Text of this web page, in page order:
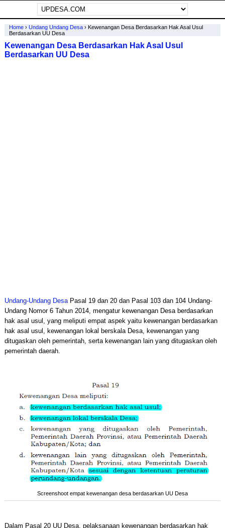
Home› Undang Undang Desa› Kewenangan Desa Berdasarkan Hak Asal Usul
Berdasarkan UU Desa
Kewenangan Desa Berdasarkan Hak Asal Usul
Berdasarkan UU Desa
Undang-Undang DesaPasal 19 dan 20 dan Pasal 103 dan 104 Undang-
Undang Nomor 6 Tahun 2014, mengatur kewenangan Desa berdasarkan
hak asal usul, yang meliputi empat aspek yaitu kewenangan berdasarkan
hak asal usul, kewenangan lokal berskala Desa, kewenangan yang
ditugaskan oleh pemerintah, serta kewenangan lain yang ditugaskan oleh
pemerintah daerah.
Screenshoot empat kewenangan desa berdasarkan UU Desa
Dalam Pasal 20 UU Desa, pelaksanaan kewenangan berdasarkan hak